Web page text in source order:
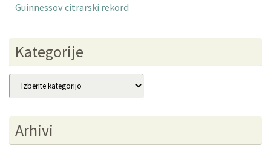
Guinnessov citrarski rekord
Kategorije
Kategorije
Arhivi